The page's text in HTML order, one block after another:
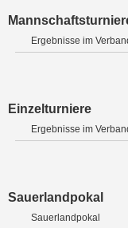
Ergebnisse im
Einzelturniere
Ergebnisse im
Sauerlandpokal
Sauerlandpokal